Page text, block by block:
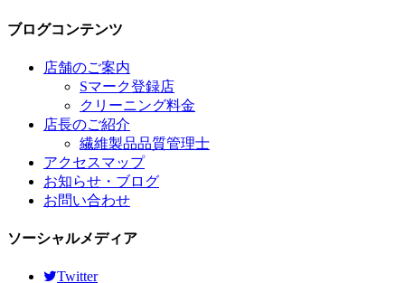
ブログコンテンツ
店舗のご案内
Sマーク登録店
クリーニング料金
店長のご紹介
繊維製品品質管理士
アクセスマップ
お知らせ・ブログ
お問い合わせ
ソーシャルメディア
Twitter